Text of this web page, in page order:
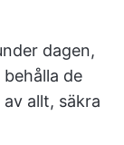
dagen,
de
allt, säkra